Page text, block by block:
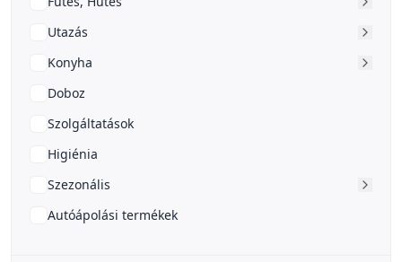
Utazás
Konyha
Doboz
Szolgáltatások
Higiénia
Szezonális
Autóápolási termékek